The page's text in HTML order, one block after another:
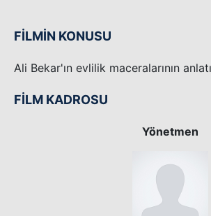
FİLMİN KONUSU
Ali Bekar'ın evlilik maceralarının
FİLM KADROSU
Yönetmen